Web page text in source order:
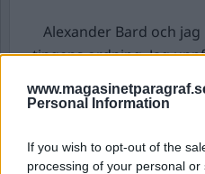
Personal Information
If you wish to opt-out of the
processing of your personal
Alexander Bard och
tingens ordning. Jag
Starta din prenumeration